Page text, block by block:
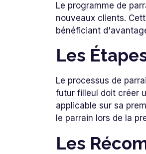
Le programme de
nouveaux clients.
bénéficiant
Les
Le processus de
futur filleul doit créer
applicable sur sa
le parrain lors de la
Les